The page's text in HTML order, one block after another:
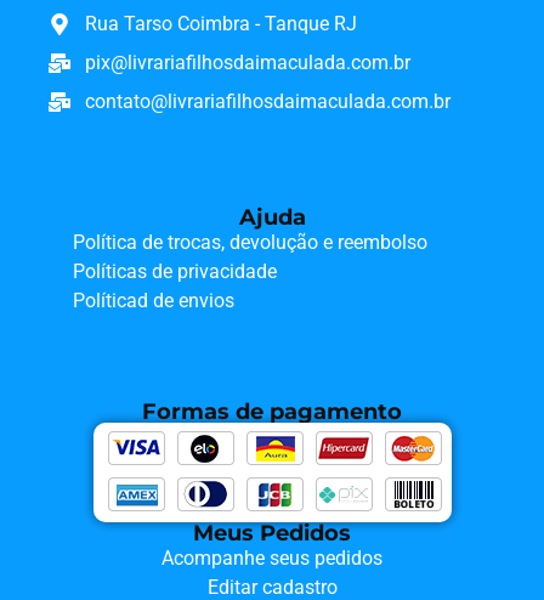
Rua Tarso Coimbra - Tanque RJ
pix@livrariafilhosdaimaculada.com.br
contato@livrariafilhosdaimaculada.com.br
Ajuda
Política de trocas, devolução e reembolso
Políticas de privacidade
Políticad de envios
Formas de pagamento
Meus Pedidos
Acompanhe seus pedidos
Editar cadastro